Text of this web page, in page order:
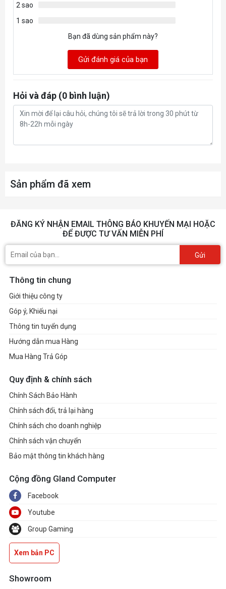
Made in China
2 sao
1 sao
Bạn đã dùng sản phẩm này?
Gửi đánh giá của bạn
Hỏi và đáp (0 bình luận)
Sản phẩm đã xem
ĐĂNG KÝ NHẬN EMAIL THÔNG BÁO KHUYẾN MẠI HOẶC
ĐỂ ĐƯỢC TƯ VẤN MIỄN PHÍ
Gửi
Thông tin chung
Giới thiệu công ty
Góp ý, Khiếu nại
Thông tin tuyển dụng
Hướng dẫn mua Hàng
Mua Hàng Trả Góp
Quy định & chính sách
Chính Sách Bảo Hành
Chính sách đổi, trả lại hàng
Chính sách cho doanh nghiệp
Chính sách vận chuyển
Bảo mật thông tin khách hàng
Cộng đồng Gland Computer
Facebook
Youtube
Group Gaming
Xem bản PC
Showroom